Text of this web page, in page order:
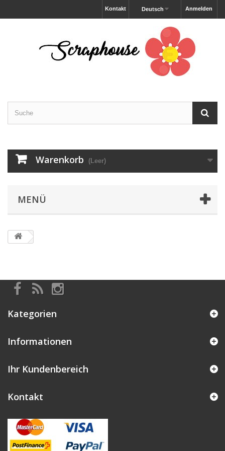
Anmelden
Deutsch
Kontakt
Warenkorb (Leer)
MENÜ
Kategorien
Informationen
Ihr Kundenbereich
Kontakt